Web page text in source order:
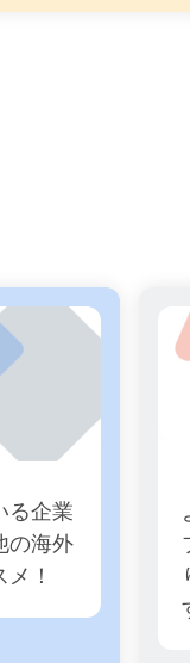
る企業
の海外
！